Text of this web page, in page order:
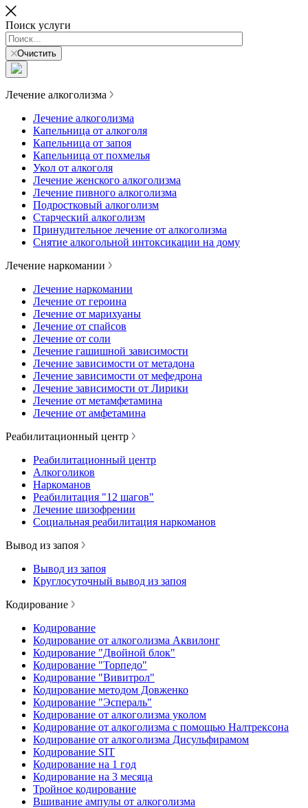
Поиск услуги
Очистить
Лечение алкоголизма
Лечение алкоголизма
Капельница от алкоголя
Капельница от запоя
Капельница от похмелья
Укол от алкоголя
Лечение женского алкоголизма
Лечение пивного алкоголизма
Подростковый алкоголизм
Старческий алкоголизм
Принудительное лечение от алкоголизма
Снятие алкогольной интоксикации на дому
Лечение наркомании
Лечение наркомании
Лечение от героина
Лечение от марихуаны
Лечение от спайсов
Лечение от соли
Лечение гашишной зависимости
Лечение зависимости от метадона
Лечение зависимости от мефедрона
Лечение зависимости от Лирики
Лечение от метамфетамина
Лечение от амфетамина
Реабилитационный центр
Реабилитационный центр
Алкоголиков
Наркоманов
Реабилитация "12 шагов"
Лечение шизофрении
Социальная реабилитация наркоманов
Вывод из запоя
Вывод из запоя
Круглосуточный вывод из запоя
Кодирование
Кодирование
Кодирование от алкоголизма Аквилонг
Кодирование "Двойной блок"
Кодирование "Торпедо"
Кодирование "Вивитрол"
Кодирование методом Довженко
Кодирование "Эспераль"
Кодирование от алкоголизма уколом
Кодирование от алкоголизма с помощью Налтрексона
Кодирование от алкоголизма Дисульфирамом
Кодирование SIT
Кодирование на 1 год
Кодирование на 3 месяца
Тройное кодирование
Вшивание ампулы от алкоголизма